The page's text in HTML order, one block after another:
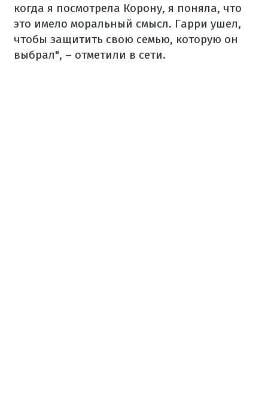
когда я посмотрела Корону, я поняла, что
это имело моральный смысл. Гарри ушел,
чтобы защитить свою семью, которую он
выбрал", – отметили в сети.